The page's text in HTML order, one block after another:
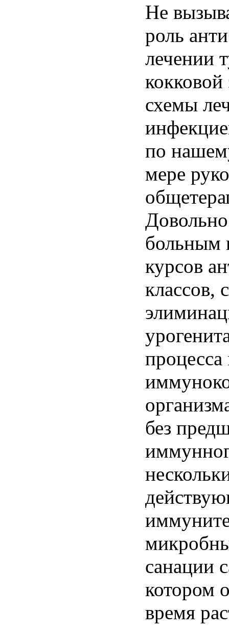
Не
роль
лечении
схемы
по
мере
больным
курсов
классов,
без
санации
котором
время